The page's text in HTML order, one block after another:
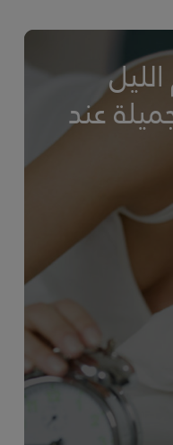
عند